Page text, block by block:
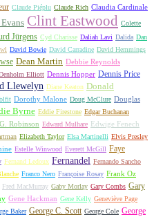
Claude Piéplu Claude Rich Claudia Cardinale
Clint Eastwood Colette
Jürgens Cyd Charisse Daliah Lavi Dalida Dan
David Bowie David Carradine David Hemmings
Dean Martin Debbie Reynolds
Elliott Dennis Hopper Dennis Price
Llewelyn Diane Keaton Donald
Dorothy Malone Doug McClure Douglas
Byrne Eddie Firestone Edgar Buchanan
Robinson Edward Mulhare Edwige Fenech
Elizabeth Taylor Elsa Martinelli Elvis Presley
Estelle Winwood Everett McGill Faye
Fernand Ledoux Fernandel Fernando Sancho
Franco Nero Françoise Rosay Frank Oz
Fred MacMurray Gaby Morlay Gary Combs Gary
Gene Hackman Gene Kelly Geneviève Page
Baker George C. Scott George Cole George